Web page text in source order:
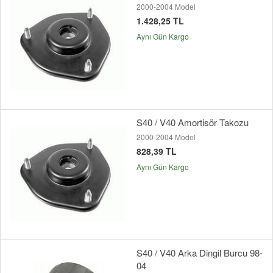
2000-2004 Model
1.428,25 TL
Aynı Gün Kargo
S40 / V40 Amortisör Takozu
2000-2004 Model
828,39 TL
Aynı Gün Kargo
S40 / V40 Arka Dingil Burcu 98-
04